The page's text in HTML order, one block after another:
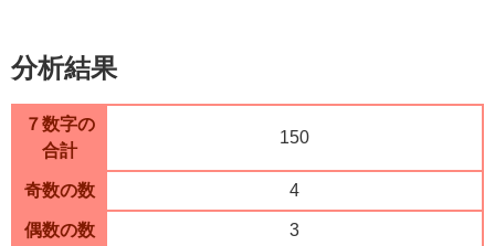
分析結果
７数字の
合計
150
奇数の数 4
偶数の数 3